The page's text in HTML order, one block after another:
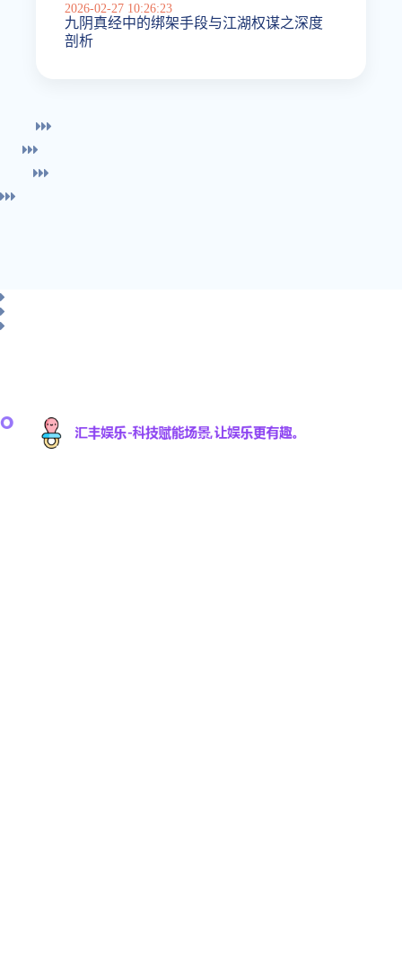
2026-02-27 10:26:23
九阴真经中的绑架手段与江湖权谋之深度
剖析